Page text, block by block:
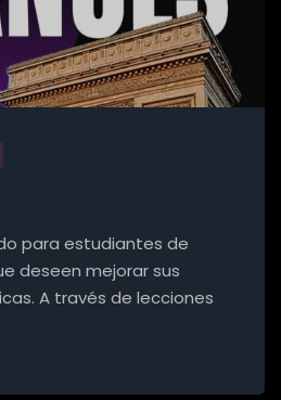
para estudiantes de
deseen mejorar sus
A través de lecciones